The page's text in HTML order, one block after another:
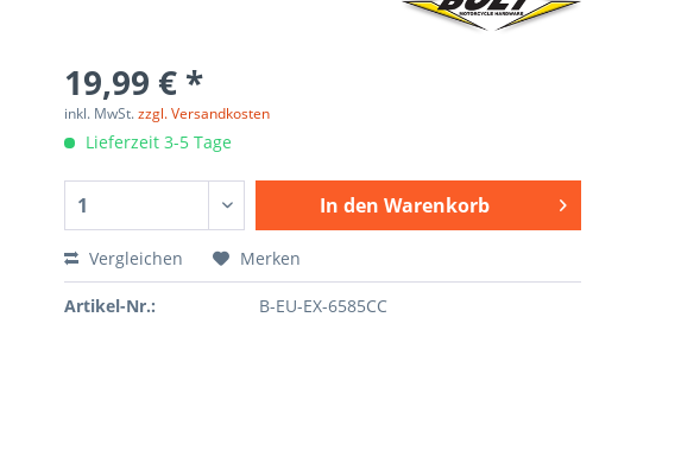
19,99 € *
inkl. MwSt.zzgl. Versandkosten
Lieferzeit 3-5 Tage
In den Warenkorb
Vergleichen Merken
Artikel-Nr.: B-EU-EX-6585CC